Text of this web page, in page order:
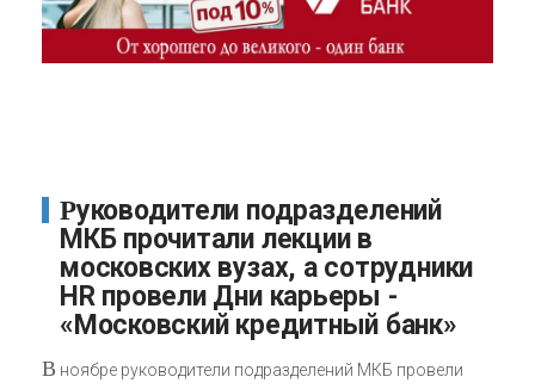
Руководители подразделений
МКБ прочитали лекции в
московских вузах, а сотрудники
HR провели Дни карьеры -
«Московский кредитный банк»
В ноябре руководители подразделений МКБ провели